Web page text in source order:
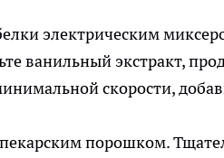
электрическим
ванильный экстракт,
скорости,
порошком.